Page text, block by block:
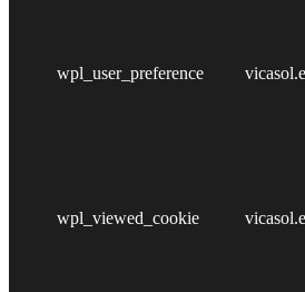
wpl_user_preference
wpl_viewed_cookie